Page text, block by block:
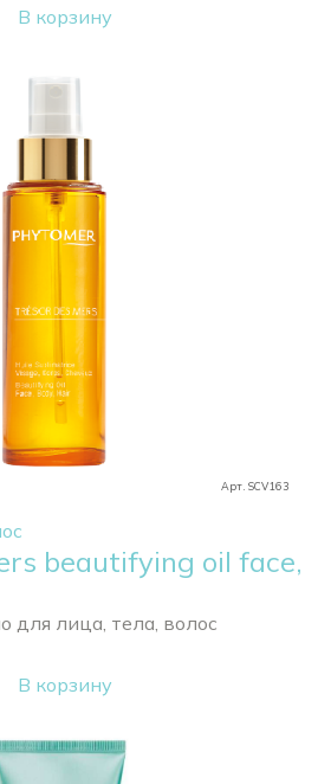
В корзину
Арт. SCV163
beautifying oil face,
для лица, тела, волос
В корзину